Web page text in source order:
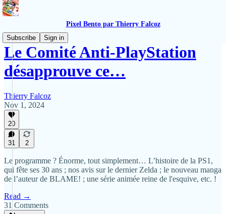
Pixel Bento par Thierry Falcoz
Subscribe
Sign in
Le Comité Anti-PlayStation
désapprouve ce…
Thierry Falcoz
Nov 1, 2024
20
31 2
Le programme ? Énorme, tout simplement… L’histoire de la PS1,
qui fête ses 30 ans ; nos avis sur le dernier Zelda ; le nouveau manga
de l’auteur de BLAME! ; une série animée reine de l'esquive, etc. !
Read →
31 Comments